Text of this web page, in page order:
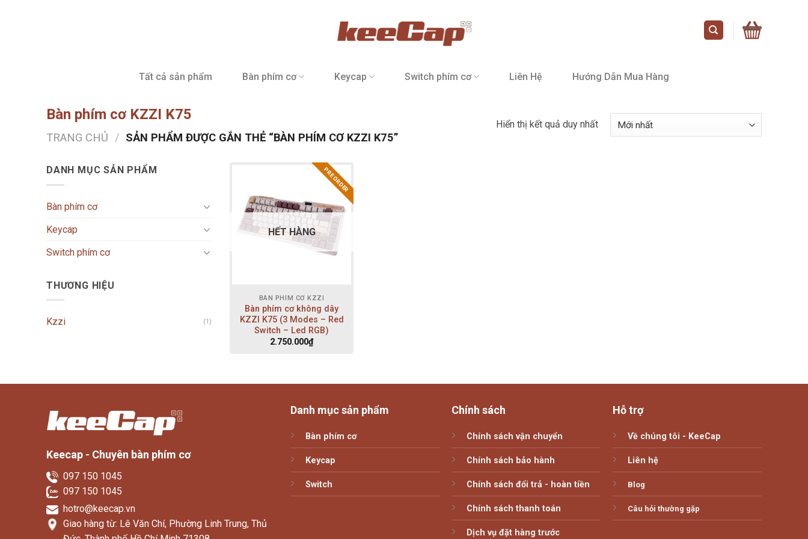
Tất cả sản phẩm Bàn phím cơ Keycap Switch phím cơ Liên Hệ Hướng Dẫn Mua Hàng
Bàn phím cơ KZZI K75
TRANG CHỦ / SẢN PHẨM ĐƯỢC GẮN THẺ “BÀN PHÍM CƠ KZZI K75”
Hiển thị kết quả duy nhất
DANH MỤC SẢN PHẨM
Bàn phím cơ
Keycap
Switch phím cơ
THƯƠNG HIỆU
Kzzi (1)
PRE ORDER
HẾT HÀNG
BÀN PHÍM CƠ KZZI
Bàn phím cơ không dây
KZZI K75 (3 Modes – Red
Switch – Led RGB)
2.750.000₫
Keecap - Chuyên bàn phím cơ
097 150 1045
097 150 1045
hotro@keecap.vn
Giao hàng từ: Lê Văn Chí, Phường Linh Trung, Thủ
Danh mục sản phẩm
Bàn phím cơ
Keycap
Switch
Chính sách
Chính sách vận chuyển
Chính sách bảo hành
Chính sách đổi trả - hoàn tiền
Chính sách thanh toán
Dịch vụ đặt hàng trước
Hỗ trợ
Về chúng tôi - KeeCap
Liên hệ
Blog
Câu hỏi thường gặp